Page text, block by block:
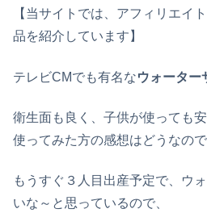
【当サイトでは、アフィリエイ
品を紹介しています】
テレビCMでも有名なウォーター
衛生面も良く、子供が使っても
使ってみた方の感想はどうなので
もうすぐ ３ 人目出産予定で、 ウ
いな ～と 思っているので、